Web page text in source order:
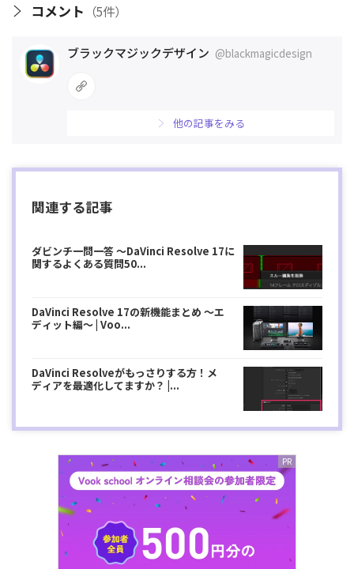
コメント 5
ブラックマジックデザイン @blackmagicdesign
他の記事をみる
関連する記事
ダビンチ一問一答 〜DaVinci Resolve 17に
関するよくある質問50...
DaVinci Resolve 17の新機能まとめ 〜エ
ディット編〜 | Voo...
DaVinci Resolveがもっさりする方！メ
ディアを最適化してますか？ |...